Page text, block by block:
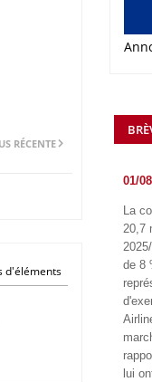
RÉCENTE
d'éléments
01/
La
20,7
de 8
lui